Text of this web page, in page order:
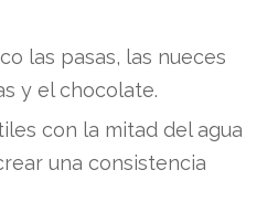
las pasas, las nueces
y el chocolate.
con la mitad del agua
una consistencia